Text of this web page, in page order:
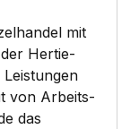
mit
Hertie-
von Arbeits-
das